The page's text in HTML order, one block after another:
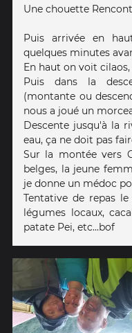
Une chouette
Puis arrivée en
quelques minutes
En haut on voit
Puis dans la
(montante ou
nous a joué un
Descente jusqu'à la
eau, ça ne doit pas
Sur la montée vers
belges, la jeune
je donne un médoc
Tentative de repas
légumes locaux,
patate Pei, etc...bof